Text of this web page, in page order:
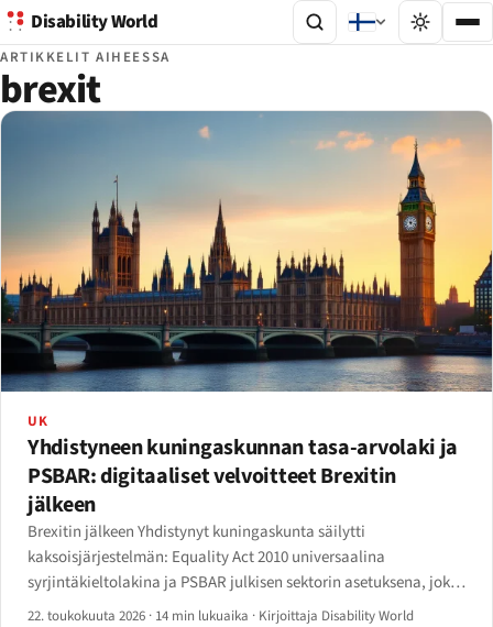
Disability World
ARTIKKELIT AIHEESSA
brexit
UK
Yhdistyneen kuningaskunnan tasa-arvolaki ja
PSBAR: digitaaliset velvoitteet Brexitin
jälkeen
Brexitin jälkeen Yhdistynyt kuningaskunta säilytti
kaksoisjärjestelmän: Equality Act 2010 universaalina
syrjintäkieltolakina ja PSBAR julkisen sektorin asetuksena, joka
implementoi saavutettavuusdirektiivin.
22. toukokuuta 2026 · 14 min lukuaika · Kirjoittaja Disability World